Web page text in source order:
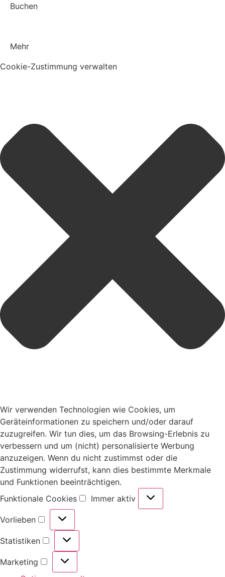
Buchen
Mehr
Cookie-Zustimmung verwalten
Wir verwenden Technologien wie Cookies, um
Geräteinformationen zu speichern und/oder darauf
zuzugreifen. Wir tun dies, um das Browsing-Erlebnis zu
verbessern und um (nicht) personalisierte Werbung
anzuzeigen. Wenn du nicht zustimmst oder die
Zustimmung widerrufst, kann dies bestimmte Merkmale
und Funktionen beeinträchtigen.
Funktionale Cookies
Immer aktiv
Vorlieben
Statistiken
Marketing